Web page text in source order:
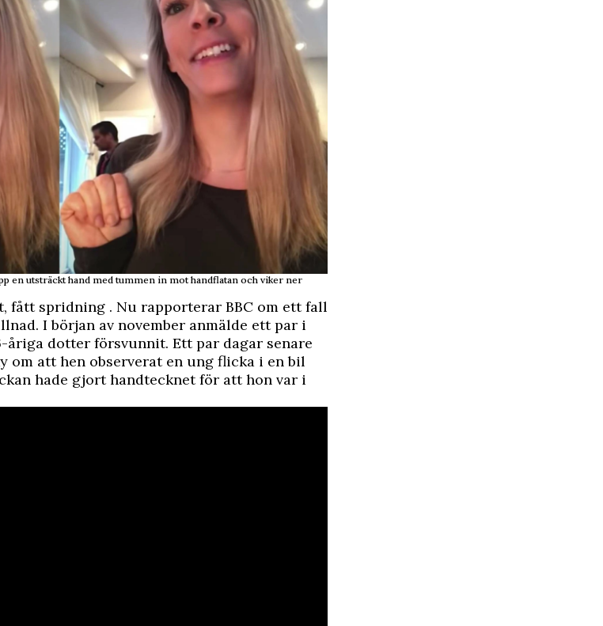
en utsträckt hand med tummen in mot handflatan och viker ner
fått spridning . Nu rapporterar BBC om ett fall
I början av november anmälde ett par i
åriga dotter försvunnit. Ett par dagar senare
om att hen observerat en ung flicka i en bil
hade gjort handtecknet för att hon var i